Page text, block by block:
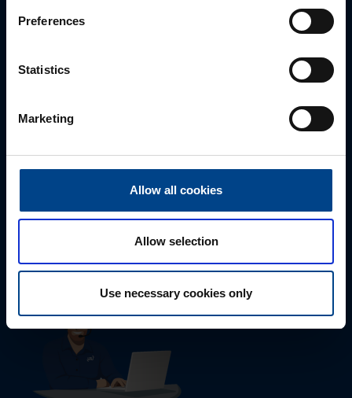
Preferences
Statistics
Marketing
Allow all cookies
Allow selection
Use necessary cookies only
0207 463 515